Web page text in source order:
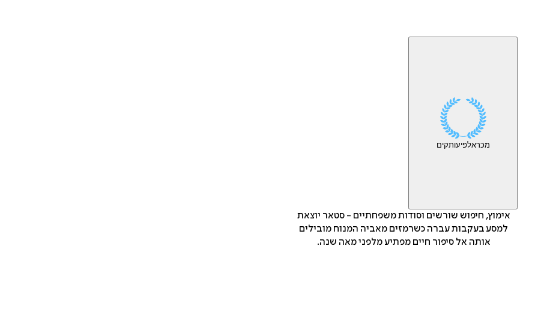
מכראלפיעותקים
אימוץ, חיפוש שורשים וסודות משפחתיים - סטאר יוצאת
למסע בעקבות עברה כשרמזים מאביה המנוח מובילים
אותה אל סיפור חיים מפתיע מלפני מאה שנה.